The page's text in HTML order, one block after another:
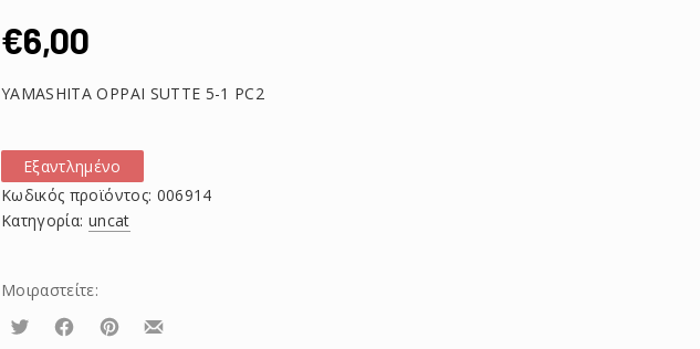
€6,00
YAMASHITA OPPAI SUTTE 5-1 PC2
Εξαντλημένο
Κωδικός προϊόντος: 006914
Κατηγορία: uncat
Μοιραστείτε:
Τουίτα ΜοιραστείτεΜοιραστείτεΜοιραστείτε